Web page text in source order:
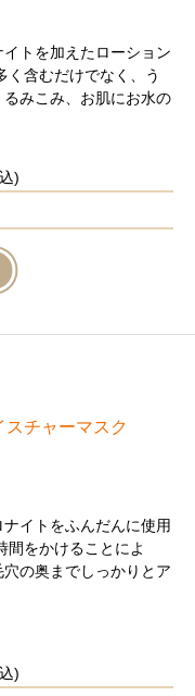
トを加えたローション
く含むだけでなく、う
みこみ、お肌にお水の
)
スチャーマスク
イトをふんだんに使用
間をかけることによ
の奥までしっかりとア
)